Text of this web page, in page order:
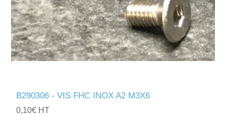
B290306 - VIS FHC INOX A2 M3X6
0,10€ HT